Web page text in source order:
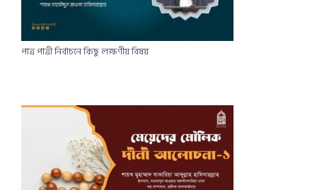
পাত্র পাত্রী নির্বাচনে কিছু লক্ষণীয় বিষয়​